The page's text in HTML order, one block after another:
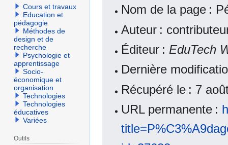
Nom de la page :
Auteur :
Éditeur : EduTech
Dernière
Récupéré le : 7
URL permanente :
Cours et travaux
Education et
pédagogie
Méthodes de
design et de
recherche
Psychologie et
apprentissage
Socio-
économique et
organisation
Technologies
Technologies
éducatives
Variées
Outils